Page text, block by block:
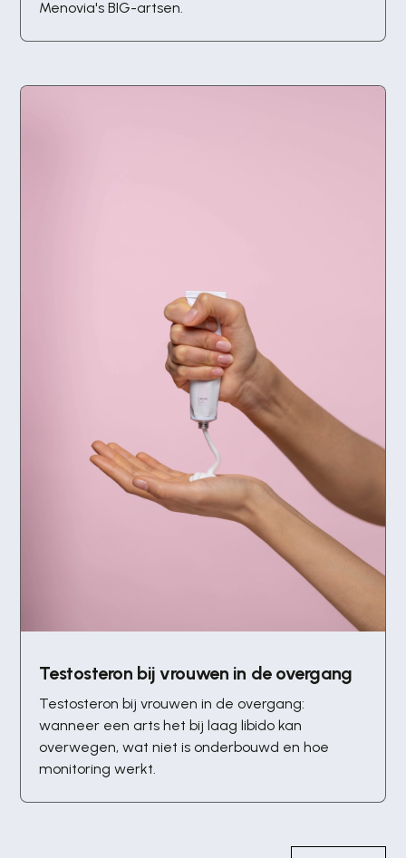
Menovia's BIG-artsen.
Testosteron bij vrouwen in de overgang
Testosteron bij vrouwen in de overgang:
wanneer een arts het bij laag libido kan
overwegen, wat niet is onderbouwd en hoe
monitoring werkt.